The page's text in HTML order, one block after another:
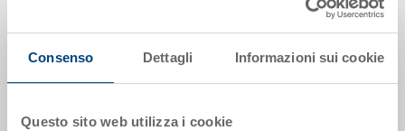
Consenso Dettagli Informazioni sui cookie
Questo sito web utilizza i cookie
Scaglioni quantità Prezzo